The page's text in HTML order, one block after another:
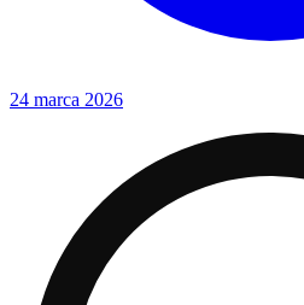
24 marca 2026